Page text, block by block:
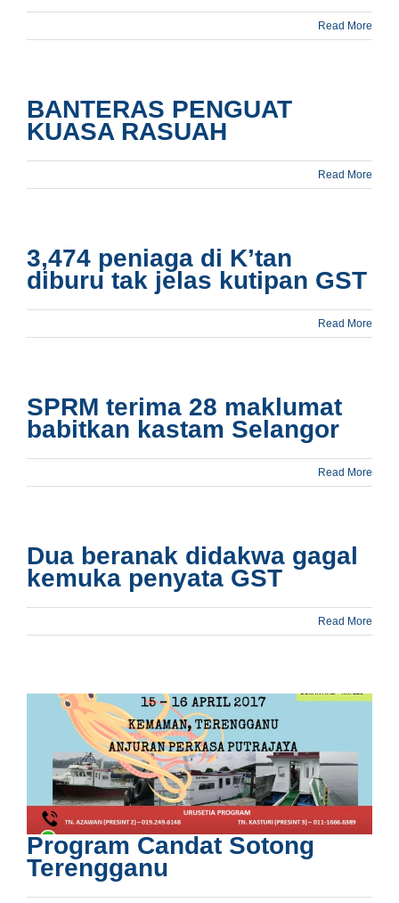
Read More
BANTERAS PENGUAT
KUASA RASUAH
Read More
3,474 peniaga di K’tan
diburu tak jelas kutipan GST
Read More
SPRM terima 28 maklumat
babitkan kastam Selangor
Read More
Dua beranak didakwa gagal
kemuka penyata GST
Read More
Program Candat Sotong
Terengganu